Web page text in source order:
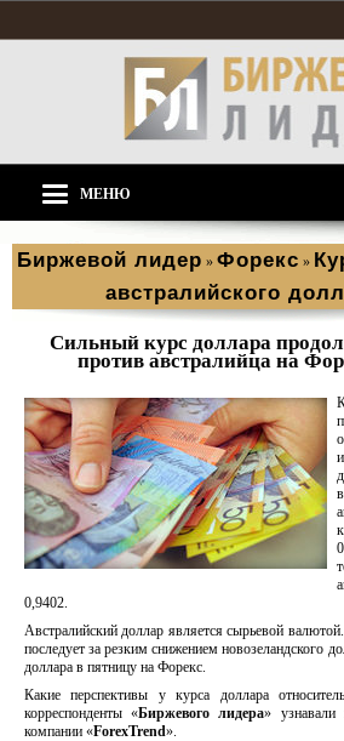
МЕНЮ
Биржевой лидер » Форекс »
австралийского
Сильный курс доллара
против австралийца на
0,9402.
Австралийский доллар является сырьевой
последует за резким снижением новозеландского
доллара в пятницу на Форекс.
Какие перспективы у курса доллара
корреспонденты «Биржевого лидера» узнавали
компании «ForexTrend».